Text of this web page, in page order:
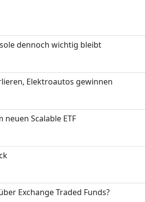
dennoch wichtig bleibt
Elektroautos gewinnen
Scalable ETF
Exchange Traded Funds?